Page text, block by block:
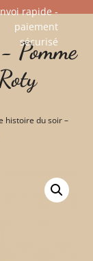
rapide -
paiement
sécurisé​
Pomme
histoire du soir –